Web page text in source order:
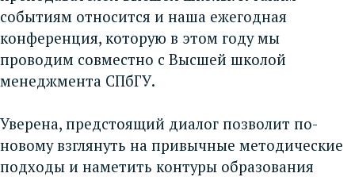
событиям относится и наша ежегодная
конференция, которую в этом году мы
проводим совместно с Высшей школой
менеджмента СПбГУ.
Уверена, предстоящий диалог позволит по-
новому взглянуть на привычные методические
подходы и наметить контуры образования